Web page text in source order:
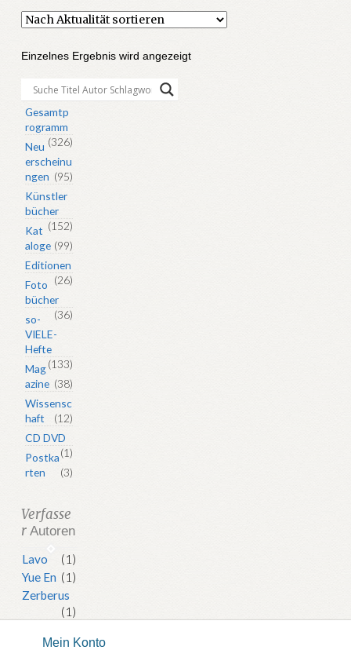
Einzelnes Ergebnis wird angezeigt
Gesamtp
rogramm
(326)
Neu
erscheinu
ngen (95)
Künstler
bücher
(152)
Kat
aloge (99)
Editionen
(26)
Foto
bücher
(36)
so-
VIELE-
Hefte
(133)
Mag
azine (38)
Wissensc
haft
(12)
CD DVD
(1)
Postka
rten
(3)
Verfasse
r Autoren
Lavo
(1)
Yue En (1)
Zerberus
(1)
Mein Konto